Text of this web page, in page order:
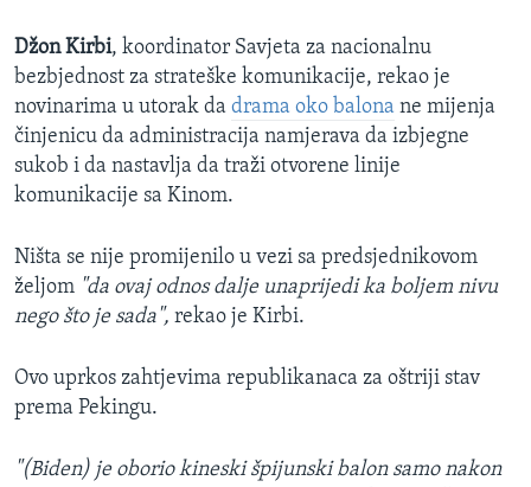
Džon Kirbi, koordinator Savjeta za nacionalnu
bezbjednost za strateške komunikacije, rekao je
novinarima u utorak da drama oko balona ne mijenja
činjenicu da administracija namjerava da izbjegne
sukob i da nastavlja da traži otvorene linije
komunikacije sa Kinom.
Ništa se nije promijenilo u vezi sa predsjednikovom
željom "da ovaj odnos dalje unaprijedi ka boljem nivu
nego što je sada", rekao je Kirbi.
Ovo uprkos zahtjevima republikanaca za oštriji stav
prema Pekingu.
"(Biden) je oborio kineski špijunski balon samo nakon